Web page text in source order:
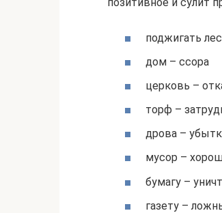
позитивное и сулит
поджигать
дом – ссора
церковь –
торф –
дрова –
мусор –
бумагу –
газету –